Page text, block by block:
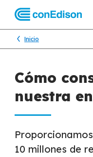
Inicio
Cómo
nuestra
10 millones de